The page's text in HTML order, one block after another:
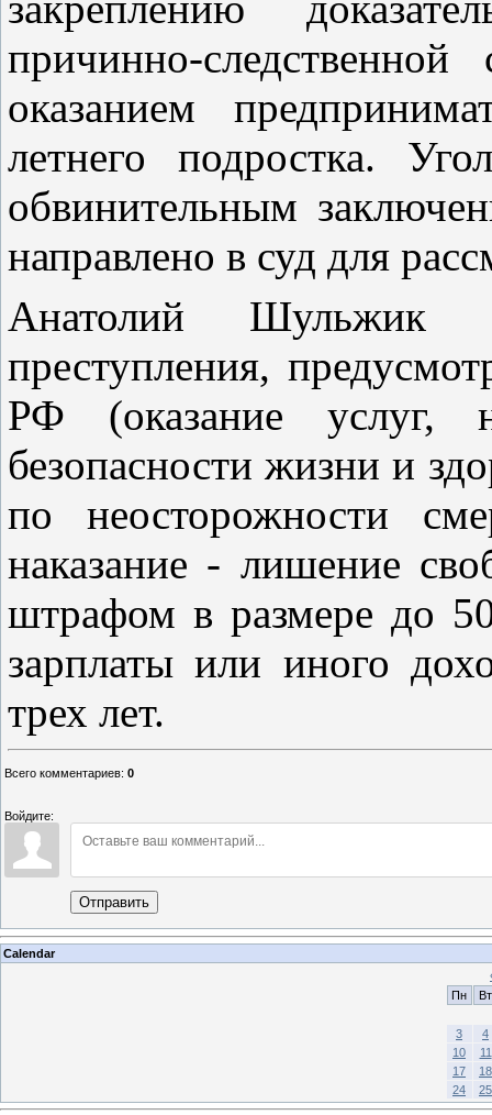
причинно-
оказанием
летнего подростка.
обвинительным
направлено в суд для
Анатолий Шульжик
преступления,
РФ (оказание услуг,
безопасности жизни и
по неосторожности
наказание - лишение
штрафом в размере до
зарплаты или иного
трех лет.
Всего комментариев: 0
Войдите:
Отправить
Calendar
Пн
Вт
3
4
10
11
17
18
24
25